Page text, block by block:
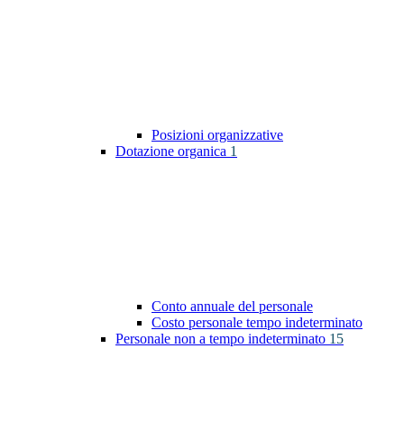
Posizioni organizzative
Dotazione organica 1
Conto annuale del personale
Costo personale tempo indeterminato
Personale non a tempo indeterminato 15